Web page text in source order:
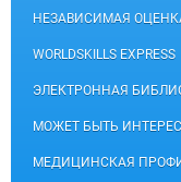
НЕЗАВИСИМАЯ
WORLDSKILLS EXPRESS
ЭЛЕКТРОННАЯ
МОЖЕТ БЫТЬ
МЕДИЦИНСКАЯ